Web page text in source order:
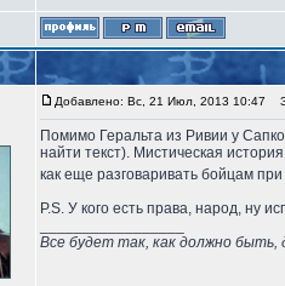
Добавлено: Вс, 21 Июл, 2013 10:47
Помимо Геральта из Ривии у
найти текст). Мистическая
как еще разговаривать бойцам
P.S. У кого есть права, народ, ну
Все будет так, как должно быть,